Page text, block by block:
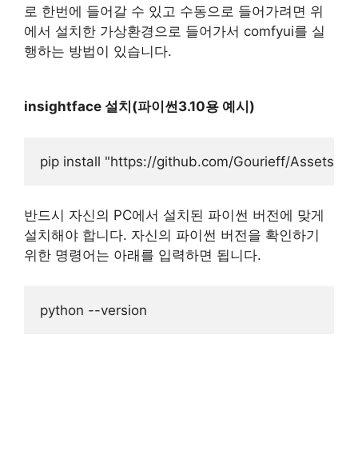
로 한번에 들어갈 수 있고 수동으로 들어가려면 위
에서 설치한 가상환경으로 들어가서 comfyui를 실
행하는 방법이 있습니다.
insightface 설치(파이썬3.10용 예시)
반드시 자신의 PC에서 설치된 파이썬 버전에 맞게
설치해야 합니다. 자신의 파이썬 버전을 확인하기
위한 명령어는 아래를 입력하면 됩니다.